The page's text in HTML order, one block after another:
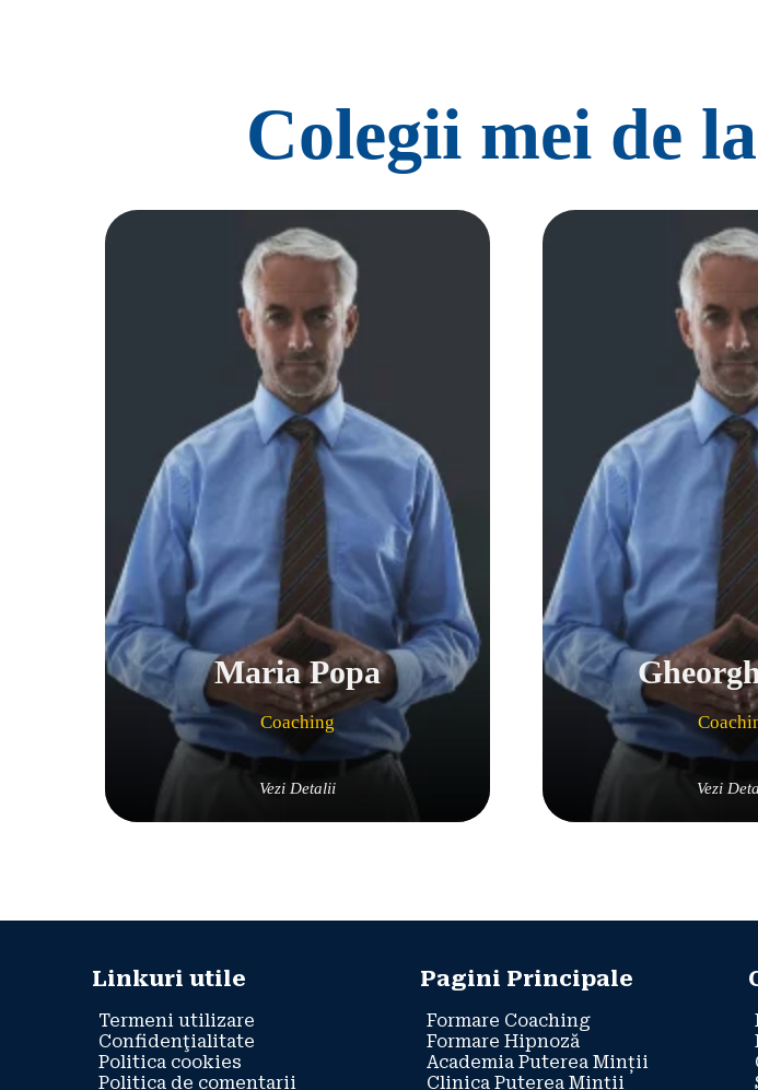
Colegii mei de
Maria Popa
Coaching
Vezi Detalii Vezi
Linkuri utile
Termeni utilizare
Confidenţialitate
Politica cookies
Politica de comentarii
Pagini Principale
Formare Coaching
Formare Hipnoză
Academia Puterea Minții
Clinica Puterea Minții